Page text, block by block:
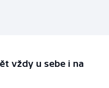
vždy u sebe i na